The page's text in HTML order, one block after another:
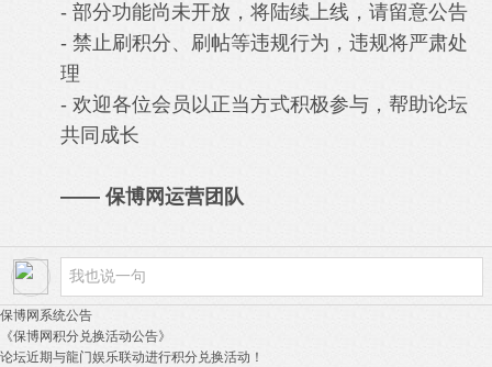
- 部分功能尚未开放，将陆续上线，请留意公告
- 禁止刷积分、刷帖等违规行为，违规将严肃处
理
- 欢迎各位会员以正当方式积极参与，帮助论坛
共同成长
—— 保博网运营团队
保博网系统公告
《保博网积分兑换活动公告》
论坛近期与龍门娱乐联动进行积分兑换活动！